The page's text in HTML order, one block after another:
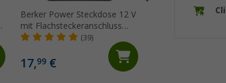
Berker Power Steckdose 12 V
mit Flachsteckeranschluss
anthrazit
(39)
17,99 €
HABA C-line